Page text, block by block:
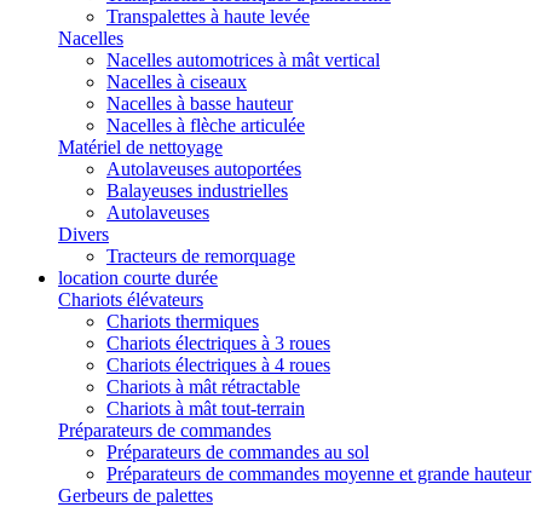
Transpalettes à haute levée
Nacelles
Nacelles automotrices à mât vertical
Nacelles à ciseaux
Nacelles à basse hauteur
Nacelles à flèche articulée
Matériel de nettoyage
Autolaveuses autoportées
Balayeuses industrielles
Autolaveuses
Divers
Tracteurs de remorquage
location courte durée
Chariots élévateurs
Chariots thermiques
Chariots électriques à 3 roues
Chariots électriques à 4 roues
Chariots à mât rétractable
Chariots à mât tout-terrain
Préparateurs de commandes
Préparateurs de commandes au sol
Préparateurs de commandes moyenne et grande hauteur
Gerbeurs de palettes